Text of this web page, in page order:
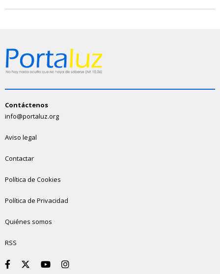
Contáctenos
info@portaluz.org
Aviso legal
Contactar
Política de Cookies
Política de Privacidad
Quiénes somos
RSS